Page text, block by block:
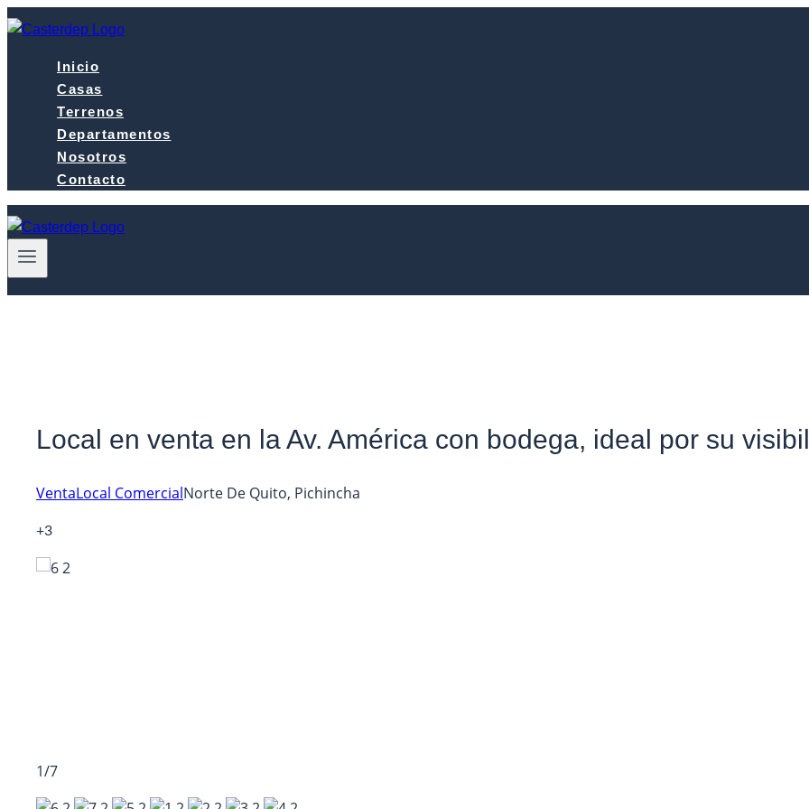
Saltar
contenidoInicio
Casas
Terrenos
Departamentos
Nosotros
Contacto
Local en venta en la Av. América con bodega, ideal por su
VentaLocal ComercialNorte De Quito, Pichincha
+3
1/7